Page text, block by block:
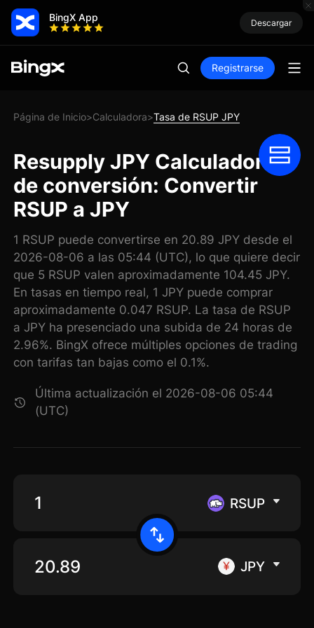
BingX App Descargar
Registrarse
Página de Inicio>Calculadora>Tasa de RSUP JPY
Resupply JPY Calculadora
de conversión: Convertir
RSUP a JPY
1 RSUP puede convertirse en 20.89 JPY desde el
2026-08-06 a las 05:44 (UTC), lo que quiere decir
que 5 RSUP valen aproximadamente 104.45 JPY.
En tasas en tiempo real, 1 JPY puede comprar
aproximadamente 0.047 RSUP. La tasa de RSUP
a JPY ha presenciado una subida de 24 horas de
2.96%. BingX ofrece múltiples opciones de trading
con tarifas tan bajas como el 0.1%.
Última actualización el 2026-08-06 05:44
(UTC)
RSUP
JPY